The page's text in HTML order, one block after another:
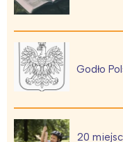
Godło
20